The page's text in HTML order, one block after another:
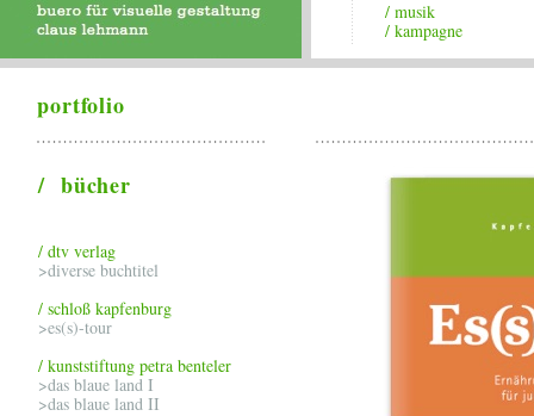
/ musik
/ kampagne
/ bücher
/ dtv verlag
>diverse buchtitel
/ schloß kapfenburg
>es(s)-tour
/ kunststiftung petra benteler
>das blaue land I
>das blaue land II
portfolio